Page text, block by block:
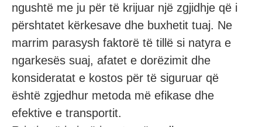
ngushtë me ju për të krijuar një zgjidhje që i
përshtatet kërkesave dhe buxhetit tuaj. Ne
marrim parasysh faktorë të tillë si natyra e
ngarkesës suaj, afatet e dorëzimit dhe
konsideratat e kostos për të siguruar që
është zgjedhur metoda më efikase dhe
efektive e transportit.